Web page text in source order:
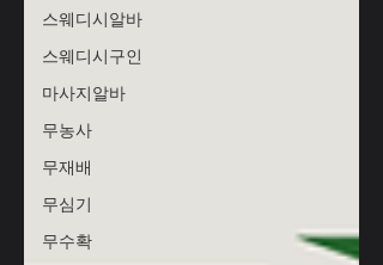
스웨디시알바
스웨디시구인
마사지알바
무농사
무재배
무심기
무수확